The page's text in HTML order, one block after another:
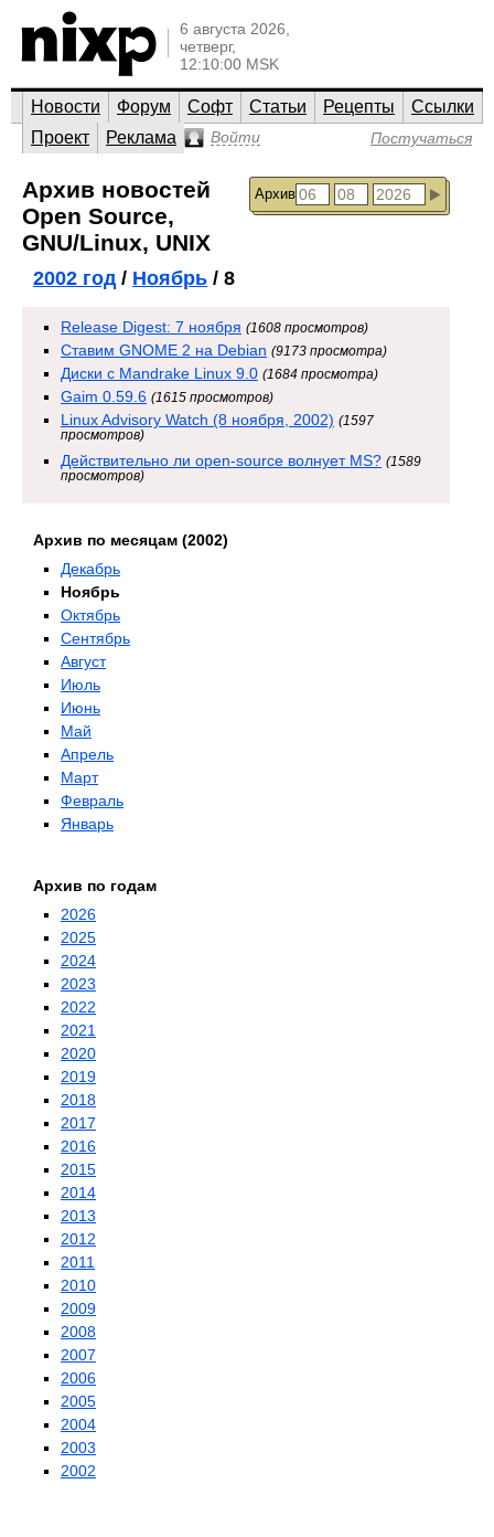
6 августа 2026,
четверг,
12:10:00 MSK
Новости Форум Софт Статьи Рецепты
Ссылки
Проект
Реклама Войти Постучаться
Архив
Архив новостей
Open Source,
GNU/Linux, UNIX
2002 год/ Ноябрь / 8
Release Digest: 7 ноября (1608 просмотров)
Ставим GNOME 2 на Debian (9173 просмотра)
Диски с Mandrake Linux 9.0 (1684 просмотра)
Gaim 0.59.6 (1615 просмотров)
Linux Advisory Watch (8 ноября, 2002) (1597
просмотров)
Действительно ли open-source волнует MS? (1589
просмотров)
Архив по месяцам (2002)
Декабрь
Ноябрь
Октябрь
Сентябрь
Август
Июль
Июнь
Май
Апрель
Март
Февраль
Январь
Архив по годам
2026
2025
2024
2023
2022
2021
2020
2019
2018
2017
2016
2015
2014
2013
2012
2011
2010
2009
2008
2007
2006
2005
2004
2003
2002